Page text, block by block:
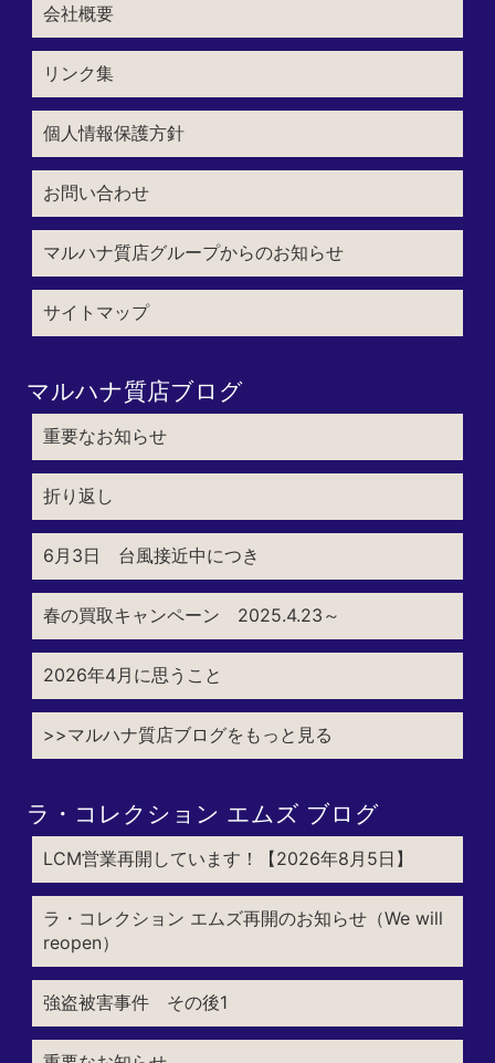
会社概要
リンク集
個人情報保護方針
お問い合わせ
マルハナ質店グループからのお知らせ
サイトマップ
マルハナ質店ブログ
重要なお知らせ
折り返し
6月3日 台風接近中につき
春の買取キャンペーン 2025.4.23～
2026年4月に思うこと
>>マルハナ質店ブログをもっと見る
ラ・コレクション エムズ ブログ
LCM営業再開しています！【2026年8月5日】
ラ・コレクション エムズ再開のお知らせ（We will
reopen）
強盗被害事件 その後1